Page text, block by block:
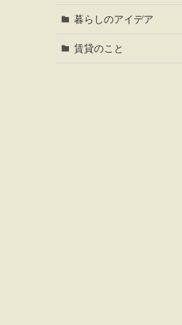
暮らしのアイデア
賃貸のこと